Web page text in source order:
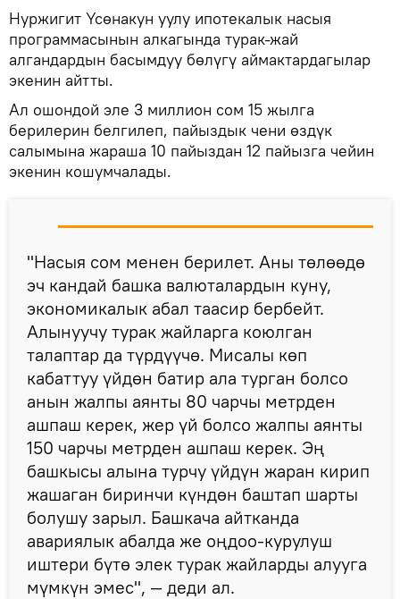
Нуржигит Үсөнакун уулу ипотекалык насыя
программасынын алкагында турак-жай
алгандардын басымдуу бөлүгү аймактардагылар
экенин айтты.
Ал ошондой эле 3 миллион сом 15 жылга
берилерин белгилеп, пайыздык чени өздүк
салымына жараша 10 пайыздан 12 пайызга чейин
экенин кошумчалады.
"Насыя сом менен берилет. Аны төлөөдө
эч кандай башка валюталардын куну,
экономикалык абал таасир бербейт.
Алынуучу турак жайларга коюлган
талаптар да түрдүүчө. Мисалы көп
кабаттуу үйдөн батир ала турган болсо
анын жалпы аянты 80 чарчы метрден
ашпаш керек, жер үй болсо жалпы аянты
150 чарчы метрден ашпаш керек. Эң
башкысы алына турчу үйдүн жаран кирип
жашаган биринчи күндөн баштап шарты
болушу зарыл. Башкача айтканда
авариялык абалда же оңдоо-курулуш
иштери бүтө элек турак жайларды алууга
мүмкүн эмес", — деди ал.